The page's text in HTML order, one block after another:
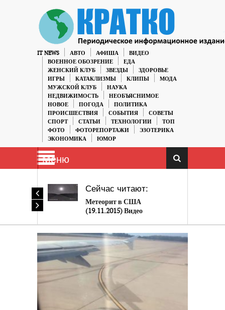
IT NEWS АВТО АФИША
ВИДЕО
ВОЕННОЕ ОБОЗРЕНИЕ
ЕДА
ЖЕНСКИЙ КЛУБ
ЗВЕЗДЫ
ЗДОРОВЬЕ
ИГРЫ
КАТАКЛИЗМЫ КЛИПЫ
МОДА
МУЖСКОЙ КЛУБ
НАУКА
НЕДВИЖИМОСТЬ
НЕОБЪЯСНИМОЕ
НОВОЕ
ПОГОДА
ПОЛИТИКА
ПРОИСШЕСТВИЯ
СОБЫТИЯ
СОВЕТЫ
СПОРТ
СТАТЬИ ТЕХНОЛОГИИ
ТОП
ФОТО
ФОТОРЕПОРТАЖИ
ЭЗОТЕРИКА
ЭКОНОМИКА
ЮМОР
Меню
Сейчас читают:
Метеорит в США
(19.11.2015) Видео